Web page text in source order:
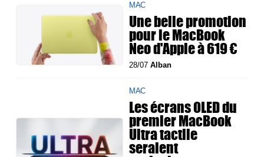
MAC
Une belle promotion
pour le MacBook
Neo d'Apple à 619 €
28/07Alban
MAC
Les écrans OLED du
premier MacBook
Ultra tactile
seraient